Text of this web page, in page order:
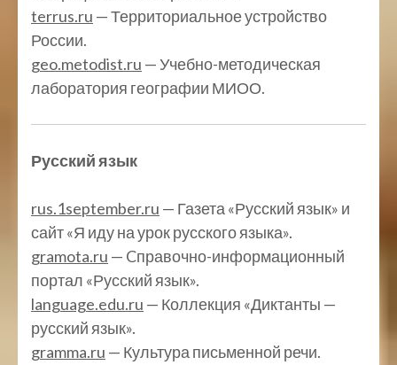
terrus.ru — Территориальное устройство
России.
geo.metodist.ru — Учебно-методическая
лаборатория географии МИОО.
Русский язык
rus.1september.ru — Газета «Русский язык» и
сайт «Я иду на урок русского языка».
gramota.ru — Cправочно-информационный
портал «Русский язык».
language.edu.ru — Коллекция «Диктанты —
русский язык».
gramma.ru — Культура письменной речи.